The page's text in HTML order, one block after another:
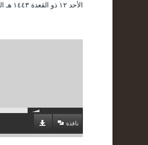
الأحد ۱۲ ذو القعدة ۱٤٤۳ هـ الموافق ۱۲ يونيو ۲۰۲۲ مـ |
نافذة